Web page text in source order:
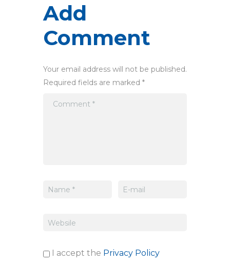
Add
Comment
Your email address will not be published.
Required fields are marked *
I accept the Privacy Policy